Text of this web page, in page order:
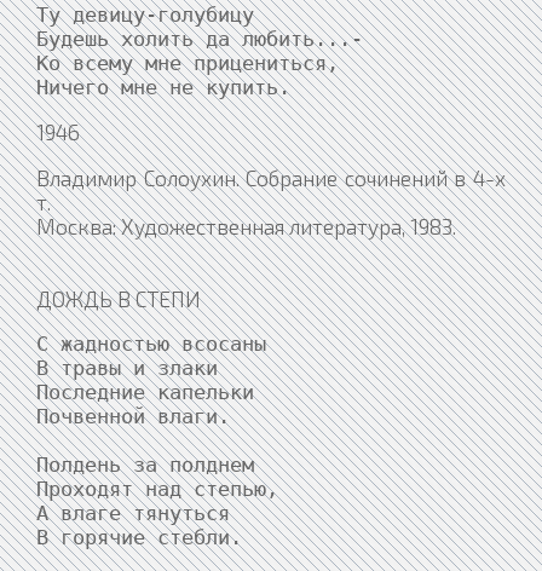
Ту девицу-голубицу
Будешь холить да любить...-
Ко всему мне прицениться,
Ничего мне не купить.
1946
Владимир Солоухин. Собрание сочинений в 4-х
т.
Москва: Художественная литература, 1983.
ДОЖДЬ В СТЕПИ
С жадностью всосаны
В травы и злаки
Последние капельки
Почвенной влаги.
Полдень за полднем
Проходят над степью,
А влаге тянуться
В горячие стебли.